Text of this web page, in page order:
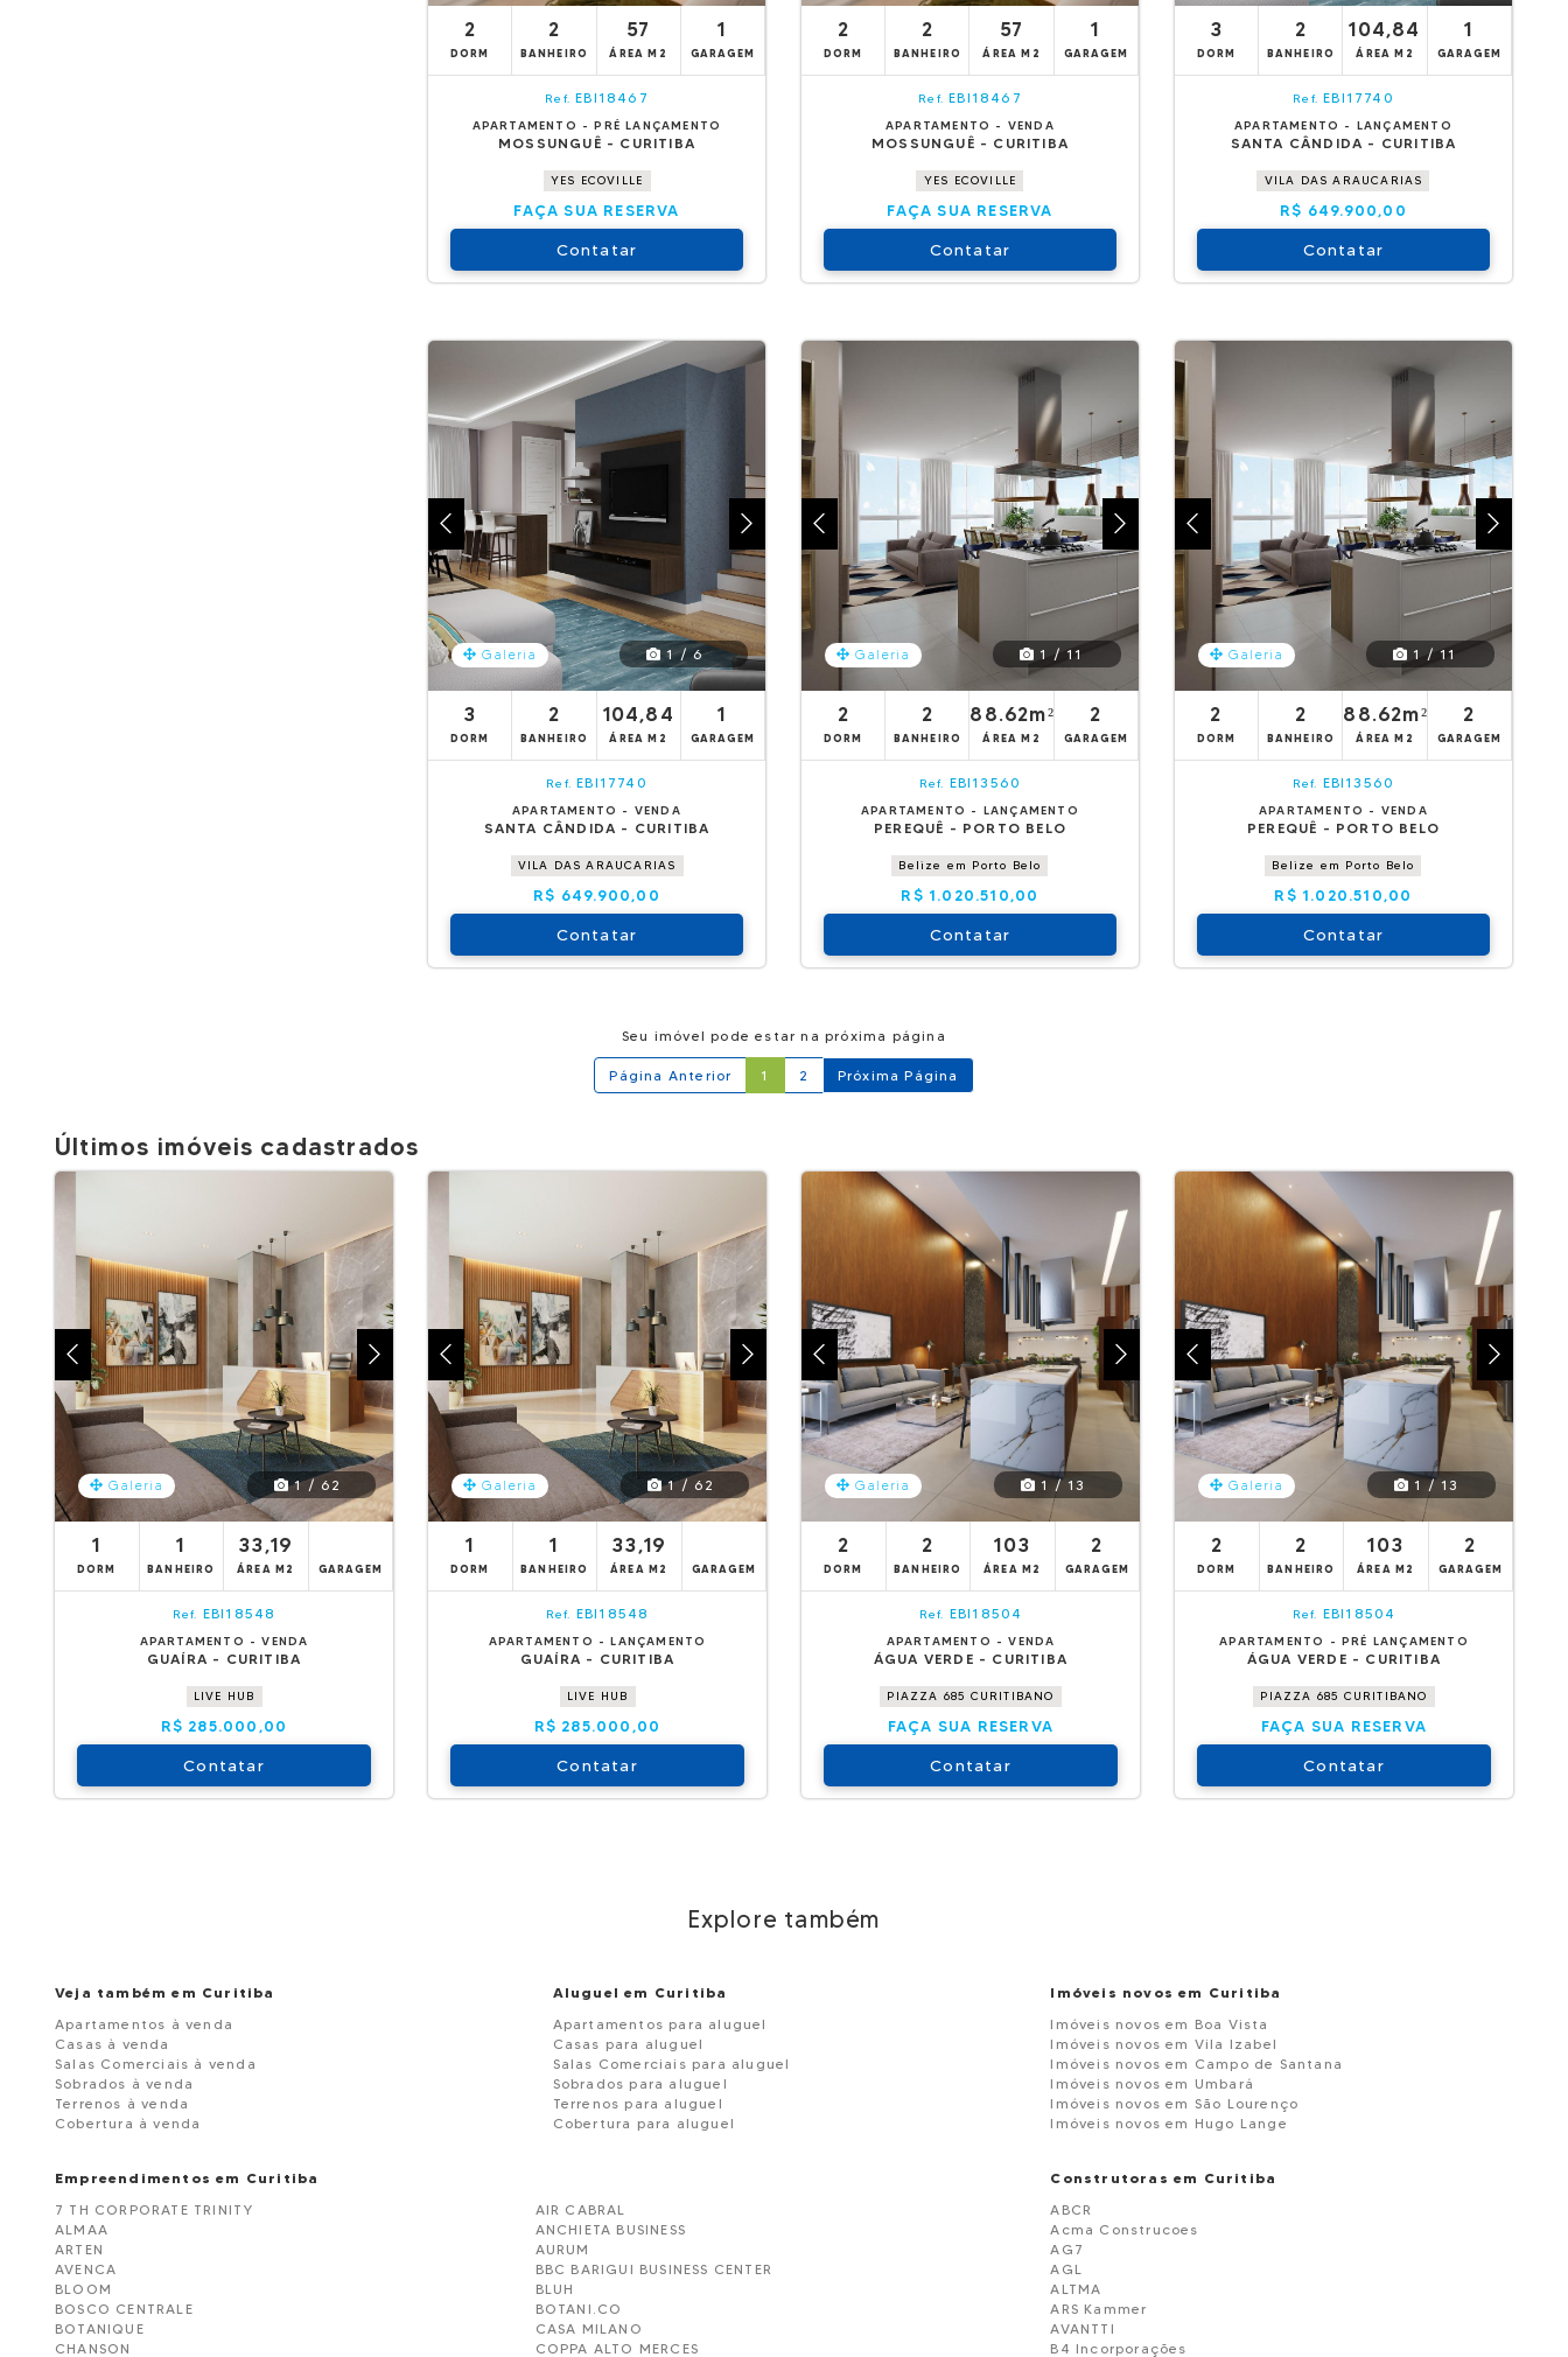
2
DORM
2
BANHEIRO
57
ÁREA M2
1
GARAGEM
Ref. EBI18467
APARTAMENTO - PRÉ LANÇAMENTO
MOSSUNGUÊ - CURITIBA
YES ECOVILLE
FAÇA SUA RESERVA
Contatar
2
DORM
2
BANHEIRO
57
ÁREA M2
1
GARAGEM
Ref. EBI18467
APARTAMENTO - VENDA
MOSSUNGUÊ - CURITIBA
YES ECOVILLE
FAÇA SUA RESERVA
Contatar
3
DORM
2
BANHEIRO
104,84
ÁREA M2
1
GARAGEM
Ref. EBI17740
APARTAMENTO - LANÇAMENTO
SANTA CÂNDIDA - CURITIBA
VILA DAS ARAUCARIAS
R$ 649.900,00
Contatar
Galeria 1 / 6
3
DORM
2
BANHEIRO
104,84
ÁREA M2
1
GARAGEM
Ref. EBI17740
APARTAMENTO - VENDA
SANTA CÂNDIDA - CURITIBA
VILA DAS ARAUCARIAS
R$ 649.900,00
Contatar
Galeria 1 / 11
2
DORM
2
BANHEIRO
88.62m²
ÁREA M2
2
GARAGEM
Ref. EBI13560
APARTAMENTO - LANÇAMENTO
PEREQUÊ - PORTO BELO
Belize em Porto Belo
R$ 1.020.510,00
Contatar
Galeria 1 / 11
2
DORM
2
BANHEIRO
88.62m²
ÁREA M2
2
GARAGEM
Ref. EBI13560
APARTAMENTO - VENDA
PEREQUÊ - PORTO BELO
Belize em Porto Belo
R$ 1.020.510,00
Contatar
Seu imóvel pode estar na próxima página
Página Anterior 1 2 Próxima Página
Últimos imóveis cadastrados
Galeria 1 / 62
1
DORM
1
BANHEIRO
33,19
ÁREA M2 GARAGEM
Ref. EBI18548
APARTAMENTO - VENDA
GUAÍRA - CURITIBA
LIVE HUB
R$ 285.000,00
Contatar
Galeria 1 / 62
1
DORM
1
BANHEIRO
33,19
ÁREA M2 GARAGEM
Ref. EBI18548
APARTAMENTO - LANÇAMENTO
GUAÍRA - CURITIBA
LIVE HUB
R$ 285.000,00
Contatar
Galeria 1 / 13
2
DORM
2
BANHEIRO
103
ÁREA M2
2
GARAGEM
Ref. EBI18504
APARTAMENTO - VENDA
ÁGUA VERDE - CURITIBA
PIAZZA 685 CURITIBANO
FAÇA SUA RESERVA
Contatar
Galeria 1 / 13
2
DORM
2
BANHEIRO
103
ÁREA M2
2
GARAGEM
Ref. EBI18504
APARTAMENTO - PRÉ LANÇAMENTO
ÁGUA VERDE - CURITIBA
PIAZZA 685 CURITIBANO
FAÇA SUA RESERVA
Contatar
Explore também
Veja também em Curitiba
Apartamentos à venda
Casas à venda
Salas Comerciais à venda
Sobrados à venda
Terrenos à venda
Cobertura à venda
Aluguel em Curitiba
Apartamentos para aluguel
Casas para aluguel
Salas Comerciais para aluguel
Sobrados para aluguel
Terrenos para aluguel
Cobertura para aluguel
Imóveis novos em Curitiba
Imóveis novos em Boa Vista
Imóveis novos em Vila Izabel
Imóveis novos em Campo de Santana
Imóveis novos em Umbará
Imóveis novos em São Lourenço
Imóveis novos em Hugo Lange
Empreendimentos em Curitiba
7 TH CORPORATE TRINITY
AIR CABRAL
ALMAA
ANCHIETA BUSINESS
ARTEN
AURUM
AVENCA
BBC BARIGUI BUSINESS CENTER
BLOOM
BLUH
BOSCO CENTRALE
BOTANI.CO
BOTANIQUE
CASA MILANO
CHANSON
COPPA ALTO MERCES
Construtoras em Curitiba
ABCR
Acma Construcoes
AG7
AGL
ALTMA
ARS Kammer
AVANTTI
B4 Incorporações